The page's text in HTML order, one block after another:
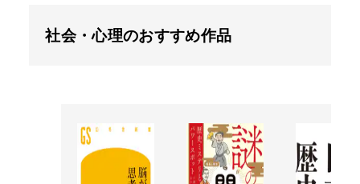
社会・心理のおすすめ作品